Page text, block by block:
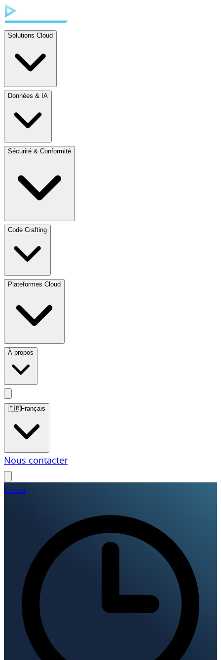
Solutions Cloud
Données & IA
Sécurité & Conformité
Code Crafting
Plateformes Cloud
À propos
🇫🇷Français
Nous contacter
Cloud